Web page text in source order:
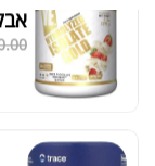
מציג 1–6 מתוך 524 תוצאות
סידור ברירת מחדל